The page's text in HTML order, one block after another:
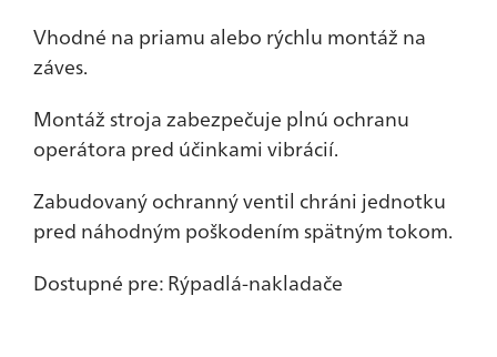
Vhodné na priamu alebo rýchlu montáž na
záves.
Montáž stroja zabezpečuje plnú ochranu
operátora pred účinkami vibrácií.
Zabudovaný ochranný ventil chráni jednotku
pred náhodným poškodením spätným tokom.
Dostupné pre: Rýpadlá-nakladače